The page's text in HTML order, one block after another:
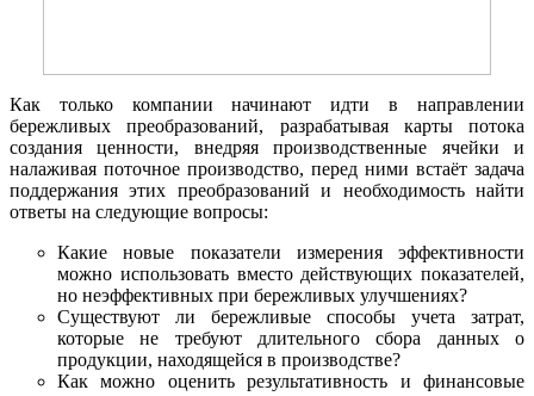
Как только компании начинают идти в направлении
бережливых преобразований, разрабатывая карты потока
создания ценности, внедряя производственные ячейки и
налаживая поточное производство, перед ними встаёт задача
поддержания этих преобразований и необходимость найти
ответы на следующие вопросы:
Какие новые показатели измерения эффективности
можно использовать вместо действующих показателей,
но неэффективных при бережливых улучшениях?
Существуют ли бережливые способы учета затрат,
которые не требуют длительного сбора данных о
продукции, находящейся в производстве?
Как можно оценить результативность и финансовые